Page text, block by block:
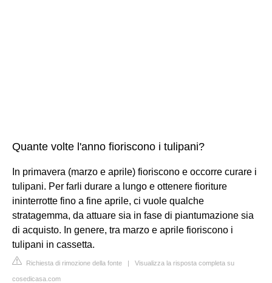
Quante volte l'anno fioriscono i tulipani?
In primavera (marzo e aprile) fioriscono e occorre curare i
tulipani. Per farli durare a lungo e ottenere fioriture
ininterrotte fino a fine aprile, ci vuole qualche
stratagemma, da attuare sia in fase di piantumazione sia
di acquisto. In genere, tra marzo e aprile fioriscono i
tulipani in cassetta.
Richiesta di rimozione della fonte | Visualizza la risposta completa su
cosedicasa.com